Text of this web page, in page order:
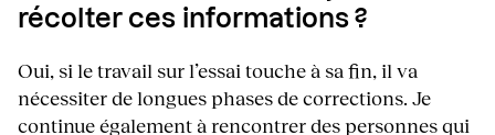
récolter ces informations ?
Oui, si le travail sur l’essai touche à sa fin, il va
nécessiter de longues phases de corrections. Je
continue également à rencontrer des personnes qui